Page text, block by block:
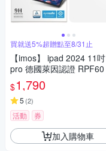
買就送5%超贈點至8/31止
【imos】 ipad 2024 11
pro 德國萊因認證 RPF60
光螢幕保護貼
$1,790
5 (2)
活動 券
加入購物車